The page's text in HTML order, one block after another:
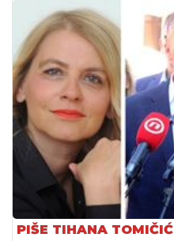
PIŠE TIHANA TOMIČIĆ